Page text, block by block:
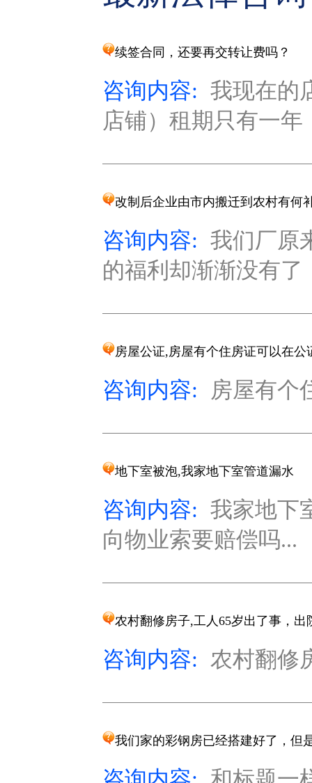
续签合同，还要再交转让费吗？
咨询内容: 我现在的
店铺）租期只有一
改制后企业由市内搬迁到农村有何
咨询内容: 我们厂原
的福利却渐渐没有
房屋公证,房屋有个住房证可以在公
咨询内容: 房屋有个
地下室被泡,我家地下室管道漏水
咨询内容: 我家地下
向物业索要赔偿吗...
农村翻修房子,工人65岁出了事，出
咨询内容: 农村翻修
我们家的彩钢房已经搭建好了，但